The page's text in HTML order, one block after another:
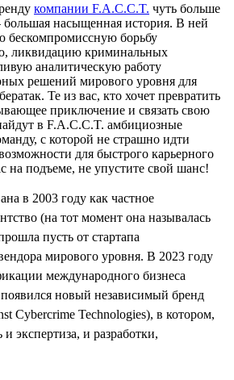
компании F.A.C.C.T. чуть больше
насыщенная история. В ней
бескомпромиссную борьбу
ликвидацию криминальных
аналитическую работу
решений мирового уровня для
Те из вас, кто хочет превратить
приключение и связать свою
в F.A.C.C.T. амбициозные
с которой не страшно идти
для быстрого карьерного
на подъеме, не упустите свой шанс!
в 2003 году как частное
(на тот момент она называлась
пусть от стартапа
мирового уровня. В 2023 году
международного бизнеса
новый независимый бренд
Cybercrime Technologies), в котором,
экспертиза, и разработки,